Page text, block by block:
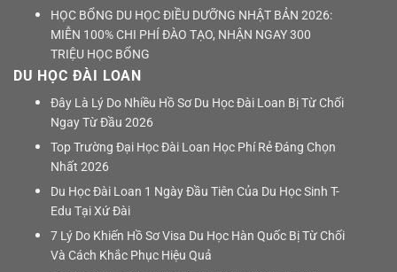
HỌC BỔNG DU HỌC ĐIỀU DƯỠNG NHẬT BẢN 2026:
MIỄN 100% CHI PHÍ ĐÀO TẠO, NHẬN NGAY 300
TRIỆU HỌC BỔNG
DU HỌC ĐÀI LOAN
Đây Là Lý Do Nhiều Hồ Sơ Du Học Đài Loan Bị Từ Chối
Ngay Từ Đầu 2026
Top Trường Đại Học Đài Loan Học Phí Rẻ Đáng Chọn
Nhất 2026
Du Học Đài Loan 1 Ngày Đầu Tiên Của Du Học Sinh T-
Edu Tại Xứ Đài
7 Lý Do Khiến Hồ Sơ Visa Du Học Hàn Quốc Bị Từ Chối
Và Cách Khắc Phục Hiệu Quả